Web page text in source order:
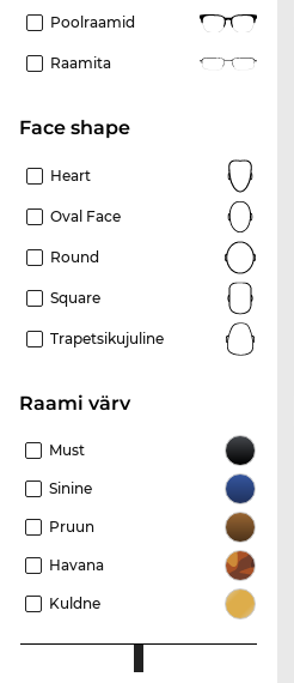
Poolraamid
Raamita
Face shape
Heart
Oval Face
Round
Square
Trapetsikujuline
Raami värv
Must
Sinine
Pruun
Havana
Kuldne